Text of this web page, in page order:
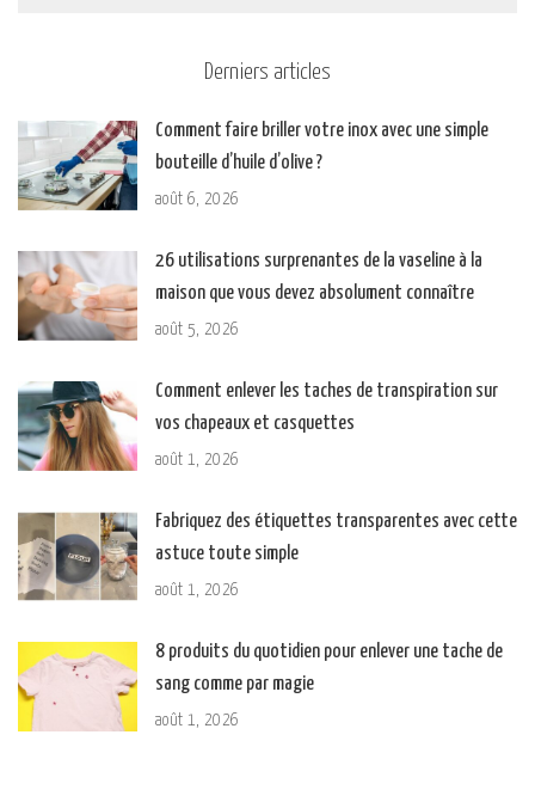
Derniers articles
Comment faire briller votre inox avec une simple
bouteille d’huile d’olive ?
août 6, 2026
26 utilisations surprenantes de la vaseline à la
maison que vous devez absolument connaître
août 5, 2026
Comment enlever les taches de transpiration sur
vos chapeaux et casquettes
août 1, 2026
Fabriquez des étiquettes transparentes avec cette
astuce toute simple
août 1, 2026
8 produits du quotidien pour enlever une tache de
sang comme par magie
août 1, 2026